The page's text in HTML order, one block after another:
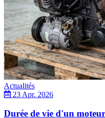
Actualités
23 Apr. 2026
Durée de vie d'un